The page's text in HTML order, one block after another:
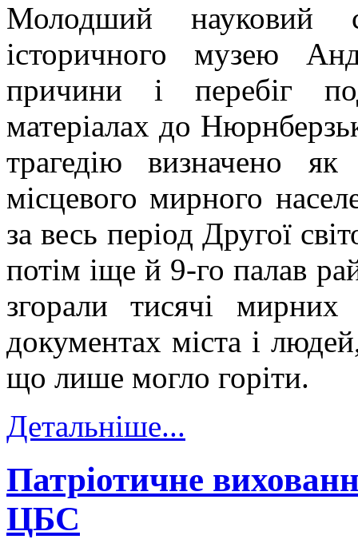
Молодший науковий
історичного музею
причини і перебіг
матеріалах до
трагедію визначено
місцевого мирного
за весь період Другої
потім іще й 9-го палав
згорали тисячі
документах міста і
що лише могло горіти.
Детальніше...
Патріотичне
ЦБС